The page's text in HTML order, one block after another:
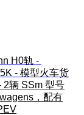
H0轨 -
- 模型火车货
2辆 SSm 型号
，配有